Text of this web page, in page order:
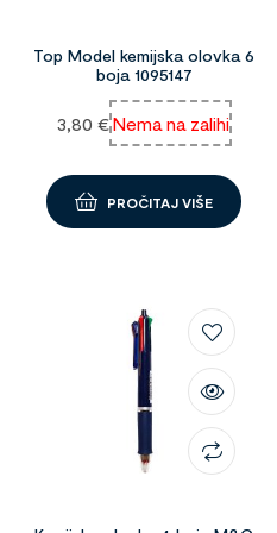
Top Model kemijska olovka 6
boja 1095147
3,80 €Nema na zalihi
PROČITAJ VIŠE